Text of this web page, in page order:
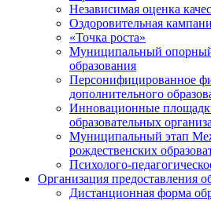
Независимая оценка
Оздоровительная
«Точка роста»
Муниципальный
образования
Персонифицированное
дополнительного
Инновационные
образовательных
Муниципальный этап
рождественских
Психолого-
Организация предоставления
Дистанционная форма